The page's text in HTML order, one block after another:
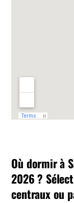
Où dormir à
2026 ?
centraux ou